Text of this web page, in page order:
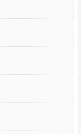
giúp bếp hoạt động